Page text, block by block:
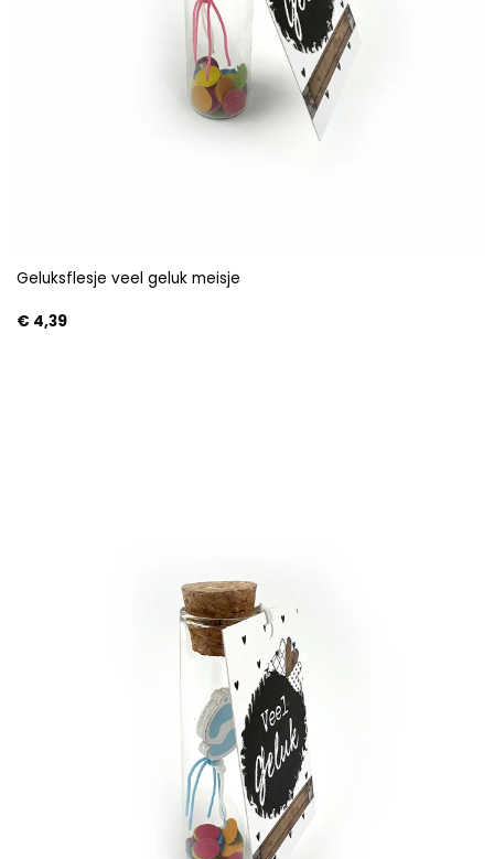
Geluksflesje veel geluk meisje
€4,39